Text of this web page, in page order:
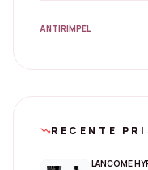
ANTIRIMPEL
trending_downRECENTE